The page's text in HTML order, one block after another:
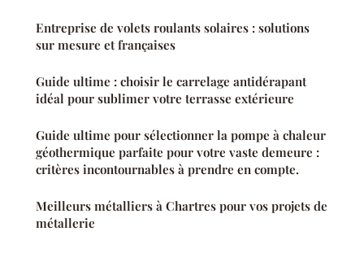
Entreprise de volets roulants solaires : solutions
sur mesure et françaises
Guide ultime : choisir le carrelage antidérapant
idéal pour sublimer votre terrasse extérieure
Guide ultime pour sélectionner la pompe à chaleur
géothermique parfaite pour votre vaste demeure :
critères incontournables à prendre en compte.
Meilleurs métalliers à Chartres pour vos projets de
métallerie